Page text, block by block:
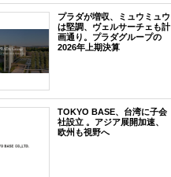
プラダが増収、ミュウミュウ
は堅調、ヴェルサーチェも計
画通り。プラダグループの
2026年上期決算
TOKYO BASE、台湾に子会
社設立 。アジア展開加速、
欧州も視野へ